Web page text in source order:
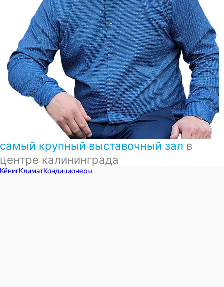
самый крупный выставочный зал в
центре калининграда
КёнигКлимат
Кондиционеры в Калининграде